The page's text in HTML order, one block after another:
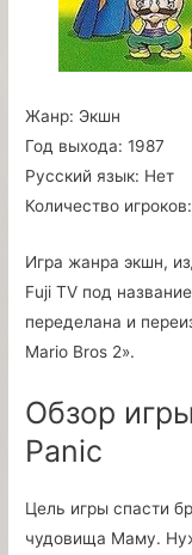
Жанр: Экшн
Год выхода: 1987
Русский язык: Нет
Количество игроков:
Игра жанра экшн,
Fuji TV под
переделана и
Mario Bros 2».
Обзор
Panic
Цель игры спасти
чудовища Маму.